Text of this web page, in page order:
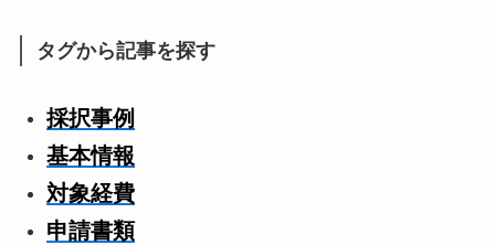
タグから記事を探す
採択事例
基本情報
対象経費
申請書類